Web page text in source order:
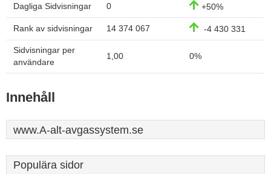
Dagliga Sidvisningar 0 +50%
Rank av sidvisningar 14 374 067 -4 430 331
Sidvisningar per
användare
1,00 0%
Innehåll
www.A-alt-avgassystem.se
Populära sidor